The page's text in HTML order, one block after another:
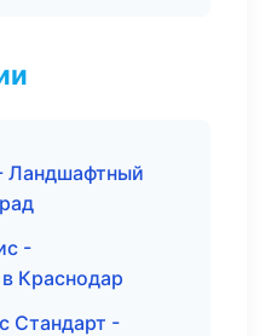
Ландшафтный
-
Краснодар
Стандарт -